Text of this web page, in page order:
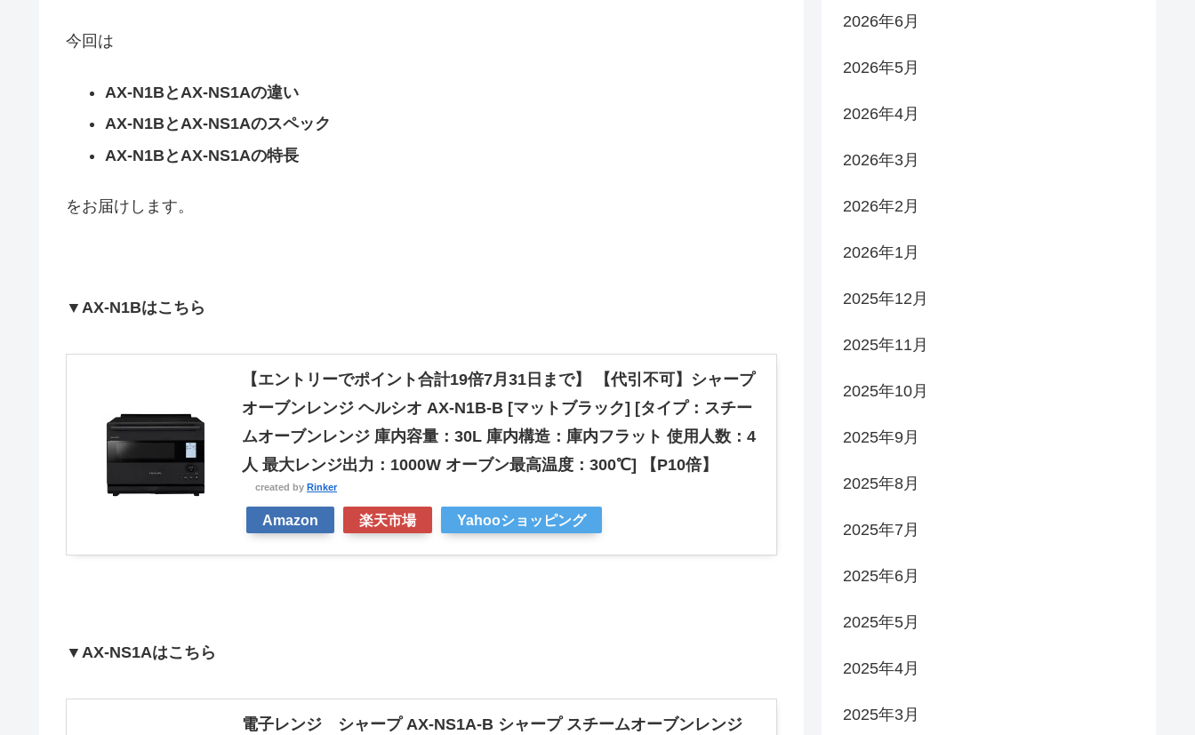
今回は
AX-N1BとAX-NS1Aの違い
AX-N1BとAX-NS1Aのスペック
AX-N1BとAX-NS1Aの特長
をお届けします。
▼AX-N1Bはこちら
【エントリーでポイント合計19倍7月31日まで】 【代引不可】シャープ
オーブンレンジ ヘルシオ AX-N1B-B [マットブラック] [タイプ：スチー
ムオーブンレンジ 庫内容量：30L 庫内構造：庫内フラット 使用人数：4
人 最大レンジ出力：1000W オーブン最高温度：300℃] 【P10倍】
created by Rinker
Amazon 楽天市場 Yahooショッピング
▼AX-NS1Aはこちら
電子レンジ シャープ AX-NS1A-B シャープ スチームオーブンレンジ
2026年6月
2026年5月
2026年4月
2026年3月
2026年2月
2026年1月
2025年12月
2025年11月
2025年10月
2025年9月
2025年8月
2025年7月
2025年6月
2025年5月
2025年4月
2025年3月